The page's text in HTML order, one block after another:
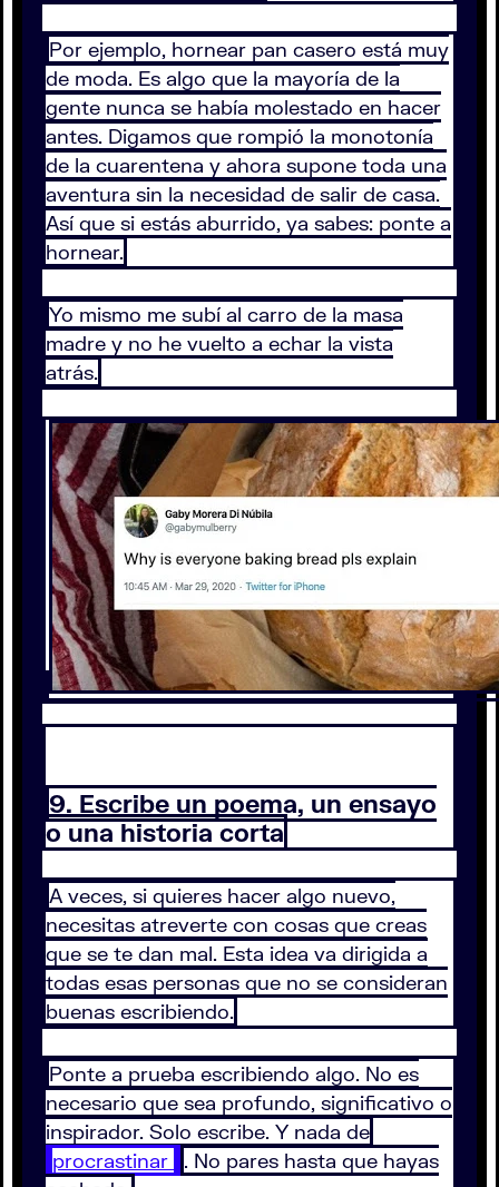
Por ejemplo, hornear pan casero está muy
de moda. Es algo que la mayoría de la
gente nunca se había molestado en hacer
antes. Digamos que rompió la monotonía
de la cuarentena y ahora supone toda una
aventura sin la necesidad de salir de casa.
Así que si estás aburrido, ya sabes: ponte a
hornear.
Yo mismo me subí al carro de la masa
madre y no he vuelto a echar la vista
atrás.
9. Escribe un poema, un ensayo
o una historia corta
A veces, si quieres hacer algo nuevo,
necesitas atreverte con cosas que creas
que se te dan mal. Esta idea va dirigida a
todas esas personas que no se consideran
buenas escribiendo.
Ponte a prueba escribiendo algo. No es
necesario que sea profundo, significativo o
inspirador. Solo escribe. Y nada de
procrastinar
. No pares hasta que hayas